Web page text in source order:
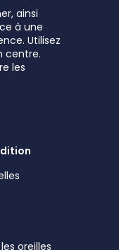
ainsi
à une
Utilisez
centre.
les
oreilles